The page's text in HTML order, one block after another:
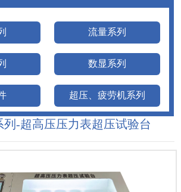
流量系列
数显系列
超压、疲劳机系列
列-超高压压力表超压试验台